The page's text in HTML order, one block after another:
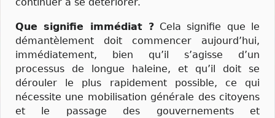
continuer à se détériorer.
Que signifie immédiat ?Cela signifie que le
démantèlement doit commencer aujourd’hui,
immédiatement, bien qu’il s’agisse d’un
processus de longue haleine, et qu’il doit se
dérouler le plus rapidement possible, ce qui
nécessite une mobilisation générale des citoyens
et le passage des gouvernements et